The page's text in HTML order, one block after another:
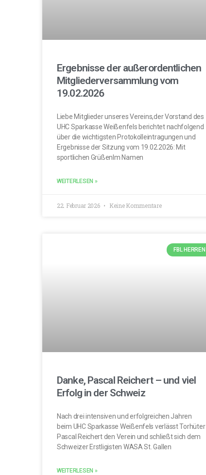
Ergebnisse der außerordentlichen
Mitgliederversammlung vom
19.02.2026
Liebe Mitglieder unseres Vereins,der Vorstand des
UHC Sparkasse Weißenfels berichtet nachfolgend
über die wichtigsten Protokolleintragungen und
Ergebnisse der Sitzung vom 19.02.2026: Mit
sportlichen GrüßenIm Namen
WEITERLESEN »
22. Februar 2026 Keine Kommentare
FBL HERREN
Danke, Pascal Reichert – und viel
Erfolg in der Schweiz
Nach drei intensiven und erfolgreichen Jahren
beim UHC Sparkasse Weißenfels verlässt Torhüter
Pascal Reichert den Verein und schließt sich dem
Schweizer Erstligisten WASA St. Gallen
WEITERLESEN »